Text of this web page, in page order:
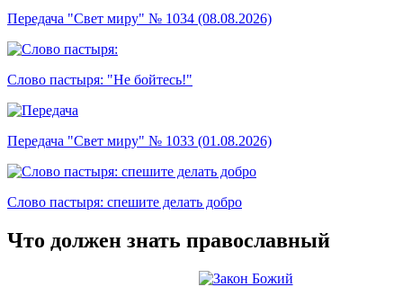
Передача "Свет миру" № 1034 (08.08.2026)
Слово пастыря: "Не бойтесь!"
Передача "Свет миру" № 1033 (01.08.2026)
Слово пастыря: спешите делать добро
Что должен знать православный